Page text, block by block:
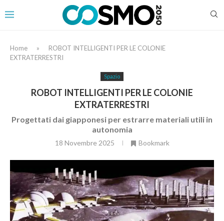
Home »
ROBOT INTELLIGENTI PER LE COLONIE
EXTRATERRESTRI
Spazio
ROBOT INTELLIGENTI PER LE COLONIE
EXTRATERRESTRI
Progettati dai giapponesi per estrarre materiali utili in
autonomia
18 Novembre 2025 Bookmark